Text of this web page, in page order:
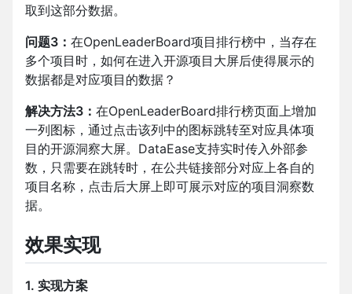
取到这部分数据。
问题3： 在OpenLeaderBoard项目排行榜中，当存在
多个项目时，如何在进入开源项目大屏后使得展示的
数据都是对应项目的数据？
解决方法3： 在OpenLeaderBoard排行榜页面上增加
一列图标，通过点击该列中的图标跳转至对应具体项
目的开源洞察大屏。DataEase支持实时传入外部参
数，只需要在跳转时，在公共链接部分对应上各自的
项目名称，点击后大屏上即可展示对应的项目洞察数
据。
效果实现
1. 实现方案